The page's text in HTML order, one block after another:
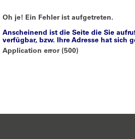
Oh je! Ein Fehler ist aufgetreten.
Anscheinend ist die Seite die Sie
verfügbar, bzw. Ihre Adresse hat sich
Application error (500)